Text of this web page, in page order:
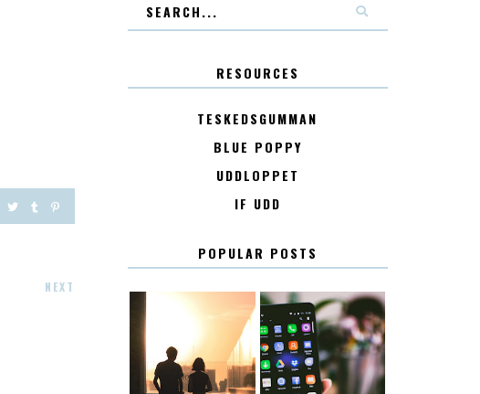
NEXT
RESOURCES
TESKEDSGUMMAN
BLUE POPPY
UDDLOPPET
IF UDD
POPULAR POSTS
KONTAKT KONTAKTLISTA